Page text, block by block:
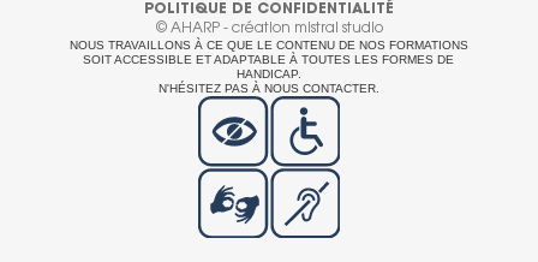
POLITIQUE DE CONFIDENTIALITÉ
© AHARP - création mistral studio
NOUS TRAVAILLONS À CE QUE LE CONTENU DE NOS FORMATIONS
SOIT ACCESSIBLE ET ADAPTABLE À TOUTES LES FORMES DE
HANDICAP.
N'HÉSITEZ PAS À NOUS CONTACTER.